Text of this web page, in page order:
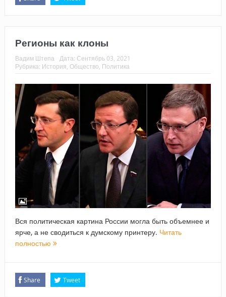
Регионы как клоны
Вадим Штепа Дата: Сентябрь 03, 2021
Рубрика: История Общество Политика
Вся политическая картина России могла быть объемнее и
ярче, а не сводиться к думскому принтеру. Читать
полностью
Share Tweet